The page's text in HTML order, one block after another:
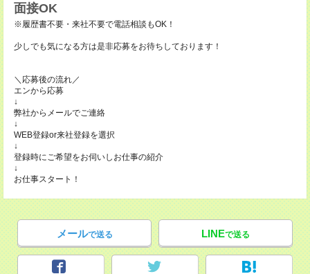
面接OK
※履歴書不要・来社不要で電話相談もOK！
少しでも気になる方は是非応募をお待ちしております！
＼応募後の流れ／
エンから応募
↓
弊社からメールでご連絡
↓
WEB登録or来社登録を選択
↓
登録時にご希望をお伺いしお仕事の紹介
↓
お仕事スタート！
メールで送る LINEで送る